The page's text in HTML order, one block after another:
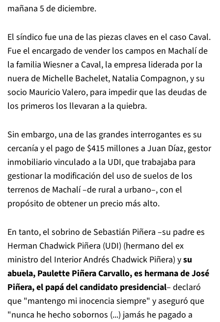
mañana 5 de diciembre.
El síndico fue una de las piezas claves en el caso Caval.
Fue el encargado de vender los campos en Machalí de
la familia Wiesner a Caval, la empresa liderada por la
nuera de Michelle Bachelet, Natalia Compagnon, y su
socio Mauricio Valero, para impedir que las deudas de
los primeros los llevaran a la quiebra.
Sin embargo, una de las grandes interrogantes es su
cercanía y el pago de $415 millones a Juan Díaz, gestor
inmobiliario vinculado a la UDI, que trabajaba para
gestionar la modificación del uso de suelos de los
terrenos de Machalí –de rural a urbano–, con el
propósito de obtener un precio más alto.
En tanto, el sobrino de Sebastián Piñera –su padre es
Herman Chadwick Piñera (UDI) (hermano del ex
ministro del Interior Andrés Chadwick Piñera) ysu
abuela, Paulette Piñera Carvallo, es hermana de José
Piñera, el papá del candidato presidencial– declaró
que "mantengo mi inocencia siempre" y aseguró que
"nunca he hecho sobornos (...) jamás he pagado a